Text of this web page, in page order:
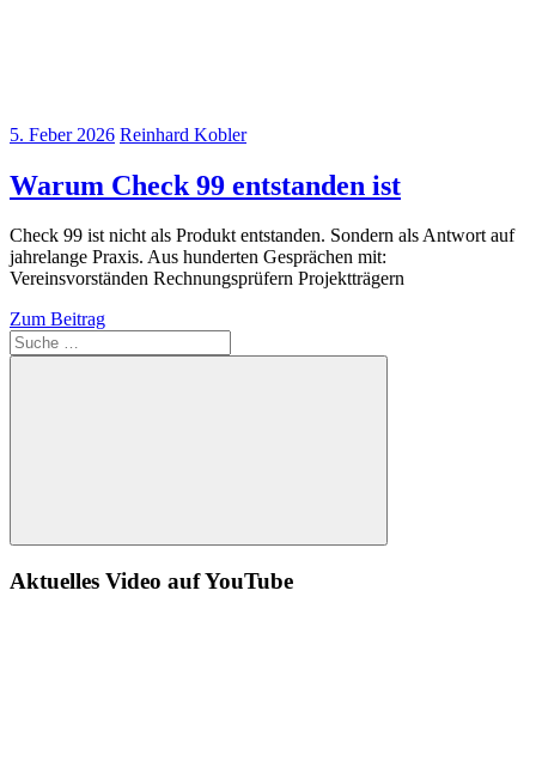
5. Feber 2026 Reinhard Kobler
Warum Check 99 entstanden ist
Check 99 ist nicht als Produkt entstanden. Sondern als Antwort auf
jahrelange Praxis. Aus hunderten Gesprächen mit:
Vereinsvorständen Rechnungsprüfern Projektträgern
Zum Beitrag
Suche
Aktuelles Video auf YouTube